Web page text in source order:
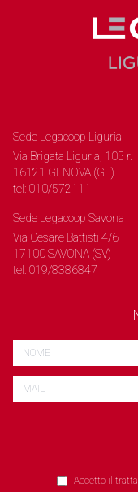
Sede Legacoop Liguria
Via Brigata Liguria, 105 r.
16121 GENOVA (GE)
tel: 010/572111
Sede Legacoop Savona
Via Cesare Battisti 4/6
17100 SAVONA (SV)
tel: 019/8386847
Accetto il